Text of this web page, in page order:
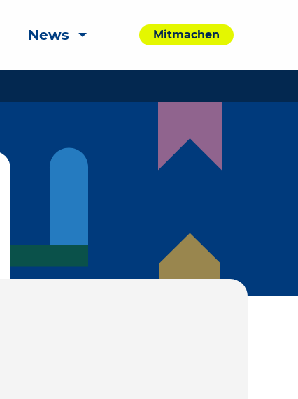
News Mitmachen